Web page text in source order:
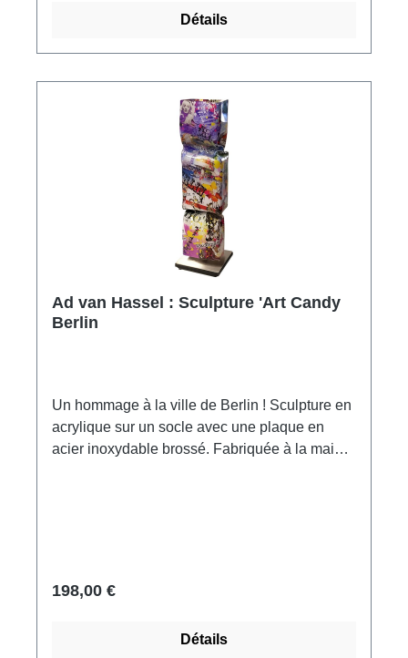
Détails
Ad van Hassel : Sculpture 'Art Candy
Berlin
Un hommage à la ville de Berlin ! Sculpture en
acrylique sur un socle avec une plaque en
acier inoxydable brossé. Fabriquée à la main
198,00 €
Détails